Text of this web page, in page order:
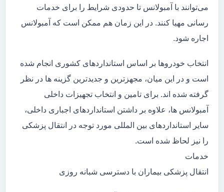
می‌توانند با آمبولانس تا حدودی شرایط را برای خدمات
رسانی مهیا کنند. در این زمان هم ممکن است که آمبولانس
اجاره شود.
انتخاب خودروها بر اساس استانداردهای کشوری انجام شده
است و در این میان، مجهزترین و جدیدترین گزینه ها در نظر
گرفته شده اند. برای تامین و انتخاب تجهیزات داخلی
آمبولانس ها، علاوه بر داشتن استانداردهای اجباری داخلی،
سایر استانداردهای بین المللی مورد توجه در انتقال پزشکی
را نیز لحاظ شده است.
خدمات
انتقال پزشکی بیماران با دسترسی شبانه روزی